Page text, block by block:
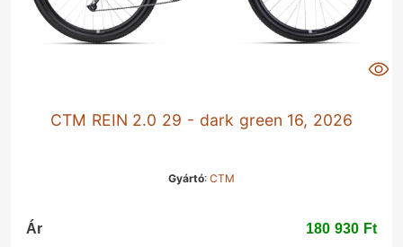
CTM REIN 2.0 29 - dark green 16, 2026
Gyártó:CTM
Ár 180 930 Ft‎